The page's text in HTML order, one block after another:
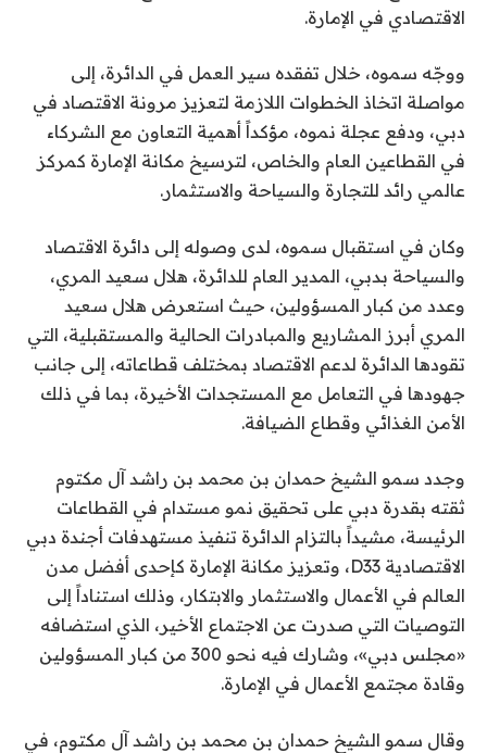
الاقتصادي في الإمارة.
ووجّه سموه، خلال تفقده سير العمل في الدائرة، إلى
مواصلة اتخاذ الخطوات اللازمة لتعزيز مرونة الاقتصاد في
دبي، ودفع عجلة نموه، مؤكداً أهمية التعاون مع الشركاء
في القطاعين العام والخاص، لترسيخ مكانة الإمارة كمركز
عالمي رائد للتجارة والسياحة والاستثمار.
وكان في استقبال سموه، لدى وصوله إلى دائرة الاقتصاد
والسياحة بدبي، المدير العام للدائرة، هلال سعيد المري،
وعدد من كبار المسؤولين، حيث استعرض هلال سعيد
المري أبرز المشاريع والمبادرات الحالية والمستقبلية، التي
تقودها الدائرة لدعم الاقتصاد بمختلف قطاعاته، إلى جانب
جهودها في التعامل مع المستجدات الأخيرة، بما في ذلك
الأمن الغذائي وقطاع الضيافة.
وجدد سمو الشيخ حمدان بن محمد بن راشد آل مكتوم
ثقته بقدرة دبي على تحقيق نمو مستدام في القطاعات
الرئيسة، مشيداً بالتزام الدائرة تنفيذ مستهدفات أجندة دبي
الاقتصادية D33، وتعزيز مكانة الإمارة كإحدى أفضل مدن
العالم في الأعمال والاستثمار والابتكار، وذلك استناداً إلى
التوصيات التي صدرت عن الاجتماع الأخير، الذي استضافه
«مجلس دبي»، وشارك فيه نحو 300 من كبار المسؤولين
وقادة مجتمع الأعمال في الإمارة.
وقال سمو الشيخ حمدان بن محمد بن راشد آل مكتوم، في